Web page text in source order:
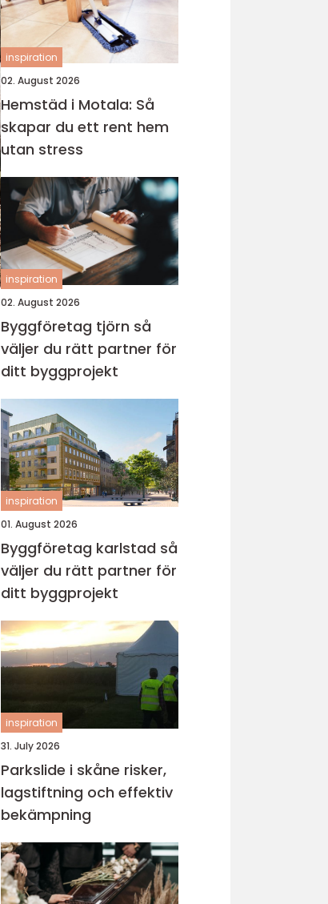
inspiration
02. August 2026
Hemstäd i Motala: Så
skapar du ett rent hem
utan stress
inspiration
02. August 2026
Byggföretag tjörn så
väljer du rätt partner för
ditt byggprojekt
inspiration
01. August 2026
Byggföretag karlstad så
väljer du rätt partner för
ditt byggprojekt
inspiration
31. July 2026
Parkslide i skåne risker,
lagstiftning och effektiv
bekämpning